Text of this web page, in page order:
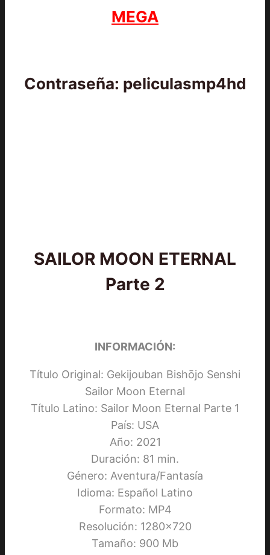
MEGA
Contraseña: peliculasmp4hd
SAILOR MOON ETERNAL
Parte 2
INFORMACIÓN:
Título Original: Gekijouban Bishōjo Senshi
Sailor Moon Eternal
Título Latino: Sailor Moon Eternal Parte 1
País: USA
Año: 2021
Duración: 81 min.
Género: Aventura/Fantasía
Idioma: Español Latino
Formato: MP4
Resolución: 1280×720
Tamaño: 900 Mb